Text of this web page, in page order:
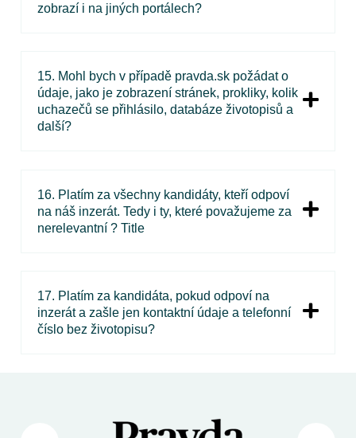
zobrazí i na jiných portálech?
15. Mohl bych v případě pravda.sk požádat o
údaje, jako je zobrazení stránek, prokliky, kolik
uchazečů se přihlásilo, databáze životopisů a
další?
16. Platím za všechny kandidáty, kteří odpoví
na náš inzerát. Tedy i ty, které považujeme za
nerelevantní ? Title
17. Platím za kandidáta, pokud odpoví na
inzerát a zašle jen kontaktní údaje a telefonní
číslo bez životopisu?